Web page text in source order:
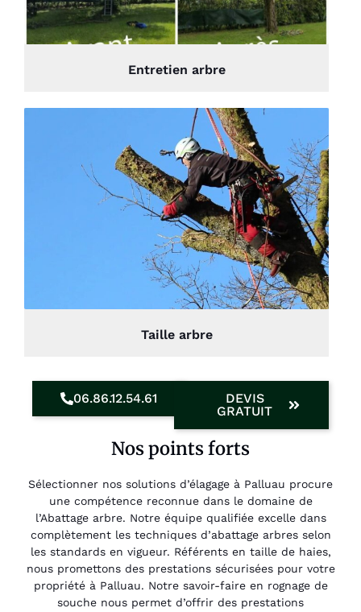
Entretien arbre
Taille arbre
06.86.12.54.61
DEVIS
GRATUIT
Nos points forts
Sélectionner nos solutions d’élagage à Palluau procure
une compétence reconnue dans le domaine de
l’Abattage arbre. Notre équipe qualifiée excelle dans
complètement les techniques d’abattage arbres selon
les standards en vigueur. Référents en taille de haies,
nous promettons des prestations sécurisées pour votre
propriété à Palluau. Notre savoir-faire en rognage de
souche nous permet d’offrir des prestations